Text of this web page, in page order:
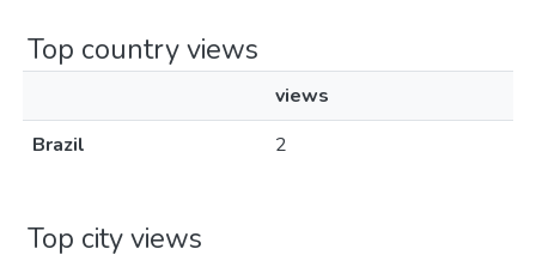
Top country views
views
Brazil
2
Top city views